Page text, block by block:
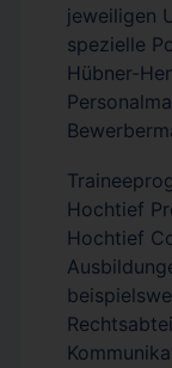
jeweiligen
spezielle
Hübner-
Hochtief
Hochtief